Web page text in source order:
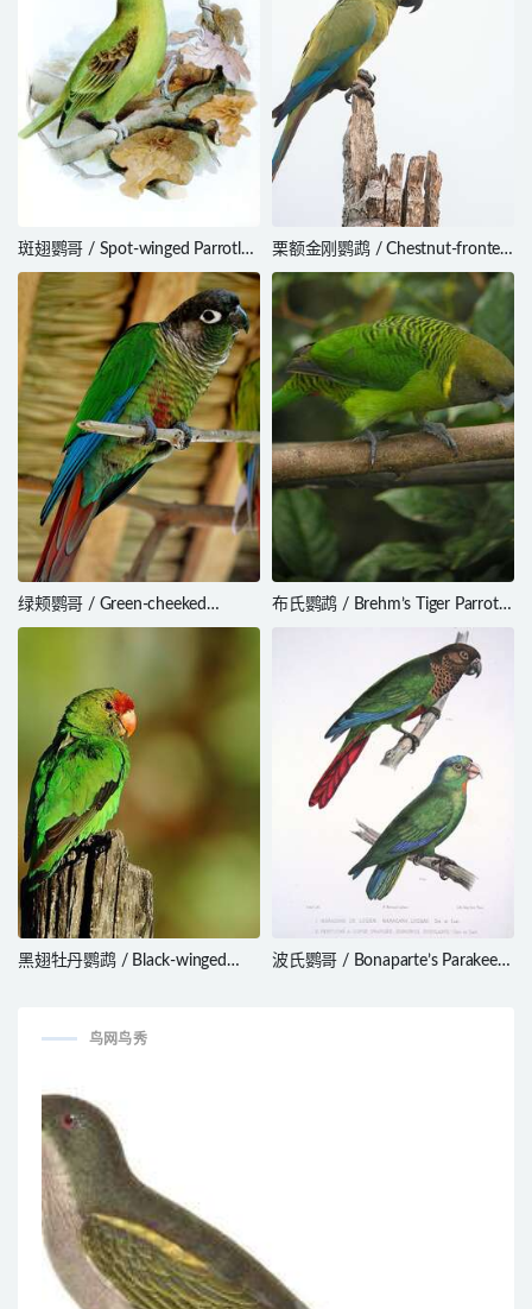
斑翅鹦哥 / Spot-winged Parrotlet
/ Touit stictopterus
栗额金刚鹦鹉 / Chestnut-fronted
Macaw / Ara severus
绿颊鹦哥 / Green-cheeked
Parakeet / Pyrrhura molinae
布氏鹦鹉 / Brehm’s Tiger Parrot /
黑翅牡丹鹦鹉 / Black-winged
波氏鹦哥 / Bonaparte’s Parakeet
鸟网鸟秀